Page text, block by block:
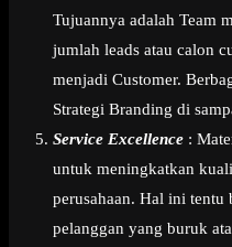
Tujuannya adalah Team
jumlah leads atau calon
menjadi Customer.
Strategi Branding di
Service Excellence :
untuk meningkatkan
perusahaan. Hal ini tentu
pelanggan yang buruk